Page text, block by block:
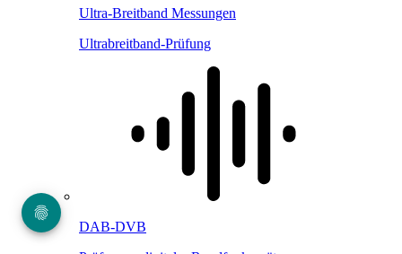
Ultra-Breitband Messungen
Ultrabreitband-Prüfung
DAB-DVB